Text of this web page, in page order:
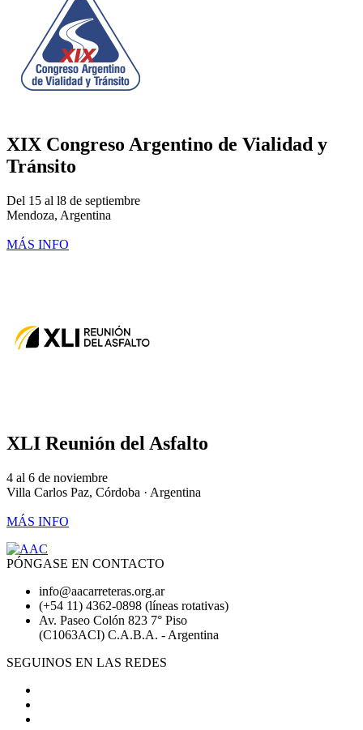
XIX Congreso Argentino de Vialidad y
Tránsito
Del 15 al l8 de septiembre
Mendoza, Argentina
MÁS INFO
XLI Reunión del Asfalto
4 al 6 de noviembre
Villa Carlos Paz, Córdoba · Argentina
MÁS INFO
PÓNGASE EN CONTACTO
info@aacarreteras.org.ar
(+54 11) 4362-0898 (líneas rotativas)
Av. Paseo Colón 823 7° Piso
(C1063ACI) C.A.B.A. - Argentina
SEGUINOS EN LAS REDES